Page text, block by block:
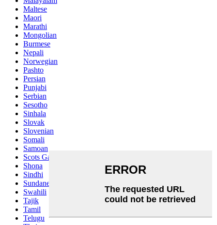
Maltese
Maori
Marathi
Mongolian
Burmese
Nepali
Norwegian
Pashto
Persian
Punjabi
Serbian
Sesotho
Sinhala
Slovak
Slovenian
Somali
Samoan
Scots Gaelic
Shona
Sindhi
Sundanese
Swahili
Tajik
Tamil
Telugu